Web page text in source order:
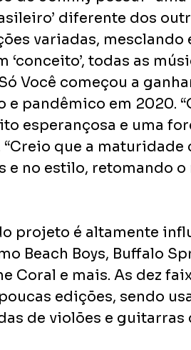
diferente dos
variadas, mesclando
‘conceito’, todas as
Você começou a
pandêmico em 2020.
esperançosa e uma
“Creio que a
e no estilo, retomando
projeto é altamente
Beach Boys, Buffalo
Coral e mais. As dez
edições, sendo
de violões e